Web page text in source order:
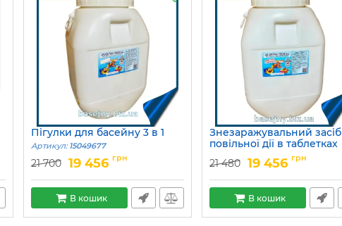
Пігулки для басейну 3 в 1
Артикул: 15049677
21 700 19 456 грн
В кошик
Знезаражувальний засіб
повільної дії в таблетках
Артикул: 15049680
21 480 19 456 грн
В кошик